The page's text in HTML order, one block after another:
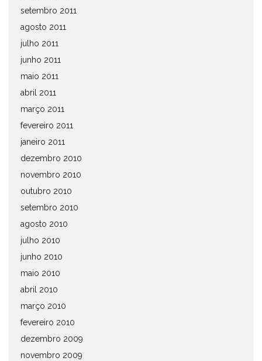
setembro 2011
agosto 2011
julho 2011
junho 2011
maio 2011
abril 2011
março 2011
fevereiro 2011
janeiro 2011
dezembro 2010
novembro 2010
outubro 2010
setembro 2010
agosto 2010
julho 2010
junho 2010
maio 2010
abril 2010
março 2010
fevereiro 2010
dezembro 2009
novembro 2009